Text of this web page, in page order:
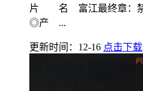
片 名 富江最终章：
◎产 ...
更新时间：12-16 点击下载